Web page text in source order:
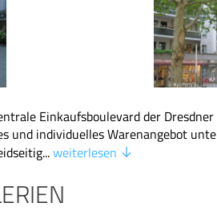
Einkaufsboulevard der
und individuelles Warenangebot
weiterlesen